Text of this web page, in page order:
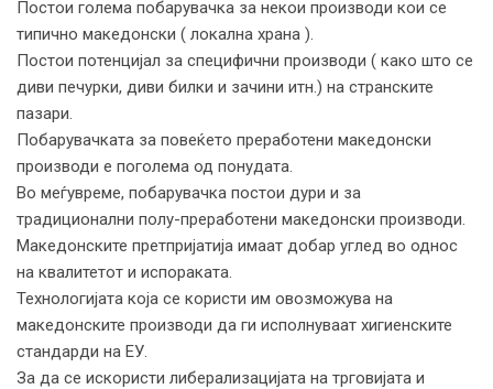
Постои голема побарувачка за некои производи кои се
типично македонски ( локална храна ).
Постои потенцијал за специфични производи ( како што се
диви печурки, диви билки и зачини итн.) на странските
пазари.
Побарувачката за повеќето преработени македонски
производи е поголема од понудата.
Во меѓувреме, побарувачка постои дури и за
традиционални полу-преработени македонски производи.
Македонските претпријатија имаат добар углед во однос
на квалитетот и испораката.
Технологијата која се користи им овозможува на
македонските производи да ги исполнуваат хигиенските
стандарди на ЕУ.
За да се искористи либерализацијата на трговијата и